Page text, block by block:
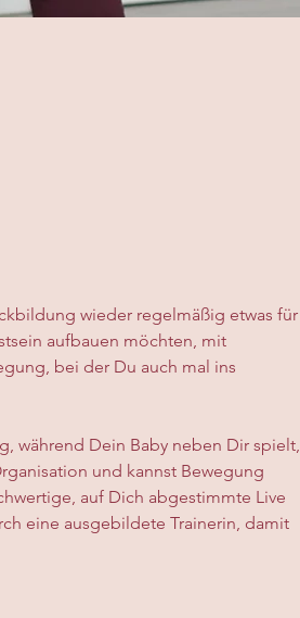
wieder regelmäßig etwas für
aufbauen möchten, mit
bei der Du auch mal ins
während Dein Baby neben Dir spielt,
und kannst Bewegung
auf Dich abgestimmte Live
eine ausgebildete Trainerin, damit